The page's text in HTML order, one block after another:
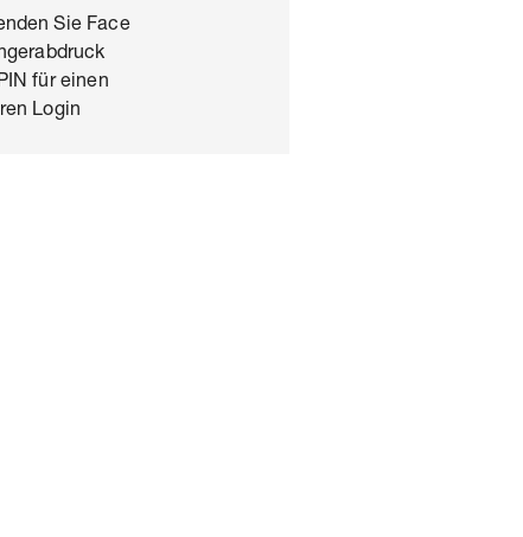
Sie Face
für einen
Login